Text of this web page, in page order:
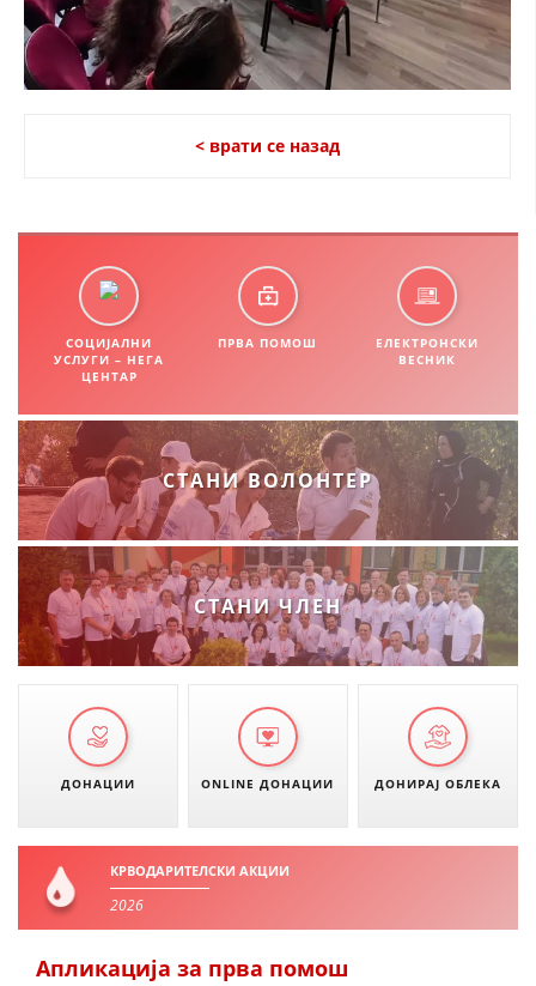
< врати се назад
СОЦИЈАЛНИ
УСЛУГИ – НЕГА
ЦЕНТАР
ПРВА ПОМОШ
ЕЛЕКТРОНСКИ
ВЕСНИК
СТАНИ ВОЛОНТЕР
СТАНИ ЧЛЕН
ДОНАЦИИ ONLINE ДОНАЦИИ ДОНИРАЈ ОБЛЕКА
КРВОДАРИТЕЛСКИ АКЦИИ
2026
Апликација за прва помош